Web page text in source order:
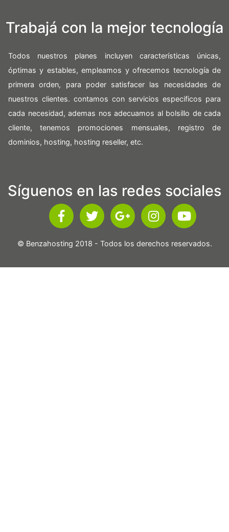
Trabajá con la mejor tecnología
Todos nuestros planes incluyen características únicas,
óptimas y estables, empleamos y ofrecemos tecnología de
primera orden, para poder satisfacer las necesidades de
nuestros clientes. contamos con servicios especificos para
cada necesidad, ademas nos adecuamos al bolsillo de cada
cliente, tenemos promociones mensuales, registro de
dominios, hosting, hosting reseller, etc.
Síguenos en las redes sociales
© Benzahosting 2018 - Todos los derechos reservados.